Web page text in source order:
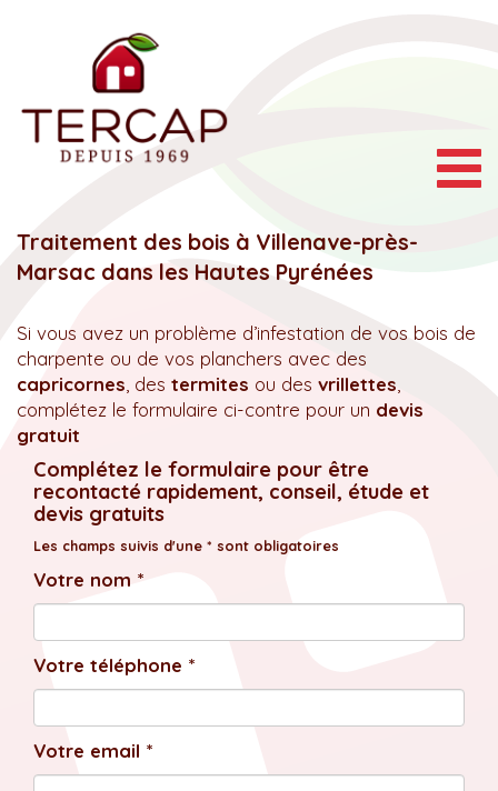
Traitement des bois à Villenave-près-
Marsac dans les Hautes Pyrénées
Si vous avez un problème d’infestation de vos bois de
charpente ou de vos planchers avec des
capricornes , des termites ou des vrillettes
complétez le formulaire ci-contre pour un devis
gratuit
Complétez le formulaire pour être
recontacté rapidement, conseil, étude et
devis gratuits
Les champs suivis d'une * sont obligatoires
Votre nom *
Votre téléphone *
Votre email *